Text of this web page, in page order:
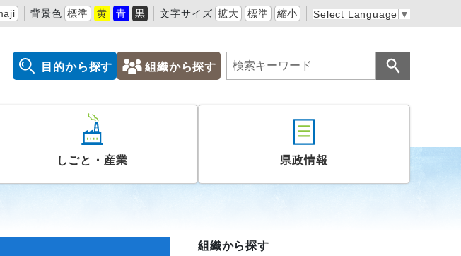
背景色 標準 黄 青 黒 文字サイズ 拡大 標準 縮小 Select Language ▼
目的から探す 組織から探す
しごと・産業 県政情報
組織から探す